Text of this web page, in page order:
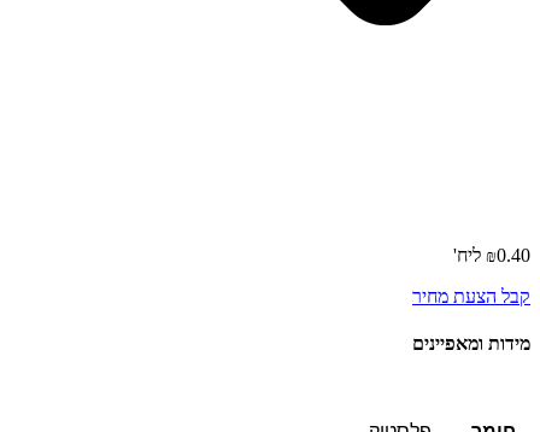
₪0.40
קבל הצעת מחיר
מידות ומאפיינים